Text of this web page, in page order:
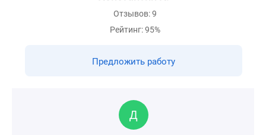
Отзывов: 9
Рейтинг: 95%
Предложить работу